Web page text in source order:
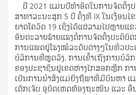
ປີ 2021 ແມ່ນປີທໍາອິດໃນການຈັດຕັ້ງ
ສາທາລະນະສຸກ 5 ປີ ຄັ້ງທີ IX ໃນເງື່ອນໄ
ຍາດໂຄວິດ 19 ເຊິ່ງໄດ້ແຜ່ລາມໄປຫຼາຍແ
ອັນຕະລາຍຮ້າຍແຮງຕໍ່ການຈັດຕັ້ງປະຕິບັ
ການແພດຢູ່ໂຮງໝໍລະດັບຕ່າງໆໃນທົ່ວປ
ບໍລິການທີ່ຫຼຸດລົງ. ການເຂົ້າເຖີງການບໍລິ
ຂອງປະຊາຊົນຢູ່ເຂດຫ່າງໄກສອກຫຼີກ ກາ
ເປັນການນຳສົ່ງແມ່ຍີງຖືພາທີ່ມີບັນຫາ ແ
ເດັກເຈັບ ອຸບັດເຫດທ້ອງຖະໜົນ ແລະ ອື່